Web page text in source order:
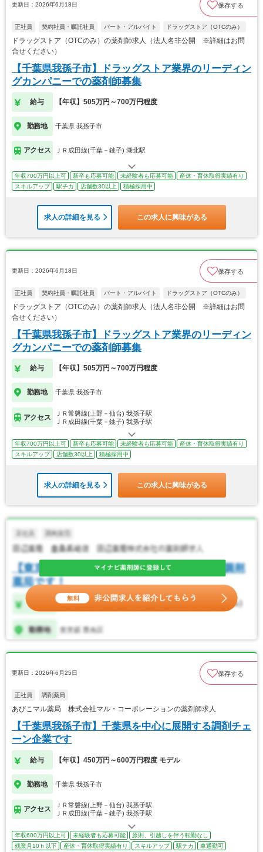
更新日：2026年6月18日 保存する
正社員 契約社員・嘱託社員 パート・アルバイト ドラッグストア（OTCのみ）
ドラッグストア（OTCのみ）の薬剤師求人（法人名非公開 ※詳細はお問
合せください）
【千葉県我孫子市】ドラッグストア業界のリーディン
グカンパニーでの薬剤師募集
給与 【年収】505万円～700万円程度
勤務地 千葉県 我孫子市
アクセス ＪＲ成田線(千葉－銚子) 湖北駅
年収700万円以上可 新卒も応募可能 未経験者も応募可能
産休・育休取得実績有り
スキルアップ
駅チカ 店舗数30以上 積極採用中
求人の詳細を見る この求人に興味がある
更新日：2026年6月18日 保存する
正社員 契約社員・嘱託社員 パート・アルバイト ドラッグストア（OTCのみ）
ドラッグストア（OTCのみ）の薬剤師求人（法人名非公開 ※詳細はお問
合せください）
【千葉県我孫子市】ドラッグストア業界のリーディン
グカンパニーでの薬剤師募集
給与 【年収】505万円～700万円程度
勤務地 千葉県 我孫子市
アクセス
ＪＲ常磐線(上野－仙台) 我孫子駅
ＪＲ成田線(千葉－銚子) 我孫子駅
年収700万円以上可 新卒も応募可能 未経験者も応募可能
産休・育休取得実績有り
スキルアップ
店舗数30以上 積極採用中
求人の詳細を見る この求人に興味がある
更新日：2026年6月25日 保存する
正社員 調剤薬局
あびこマル薬局 株式会社マル・コーポレーションの薬剤師求人
【千葉県我孫子市】千葉県を中心に展開する調剤チェ
ーン企業です
給与 【年収】450万円～600万円程度 モデル
勤務地 千葉県 我孫子市
アクセス
ＪＲ常磐線(上野－仙台) 我孫子駅
ＪＲ成田線(千葉－銚子) 我孫子駅
年収600万円以上可 未経験者も応募可能
原則、引越しを伴う転勤なし
残業月10ｈ以下
産休・育休取得実績有り スキルアップ 駅チカ 車通勤可